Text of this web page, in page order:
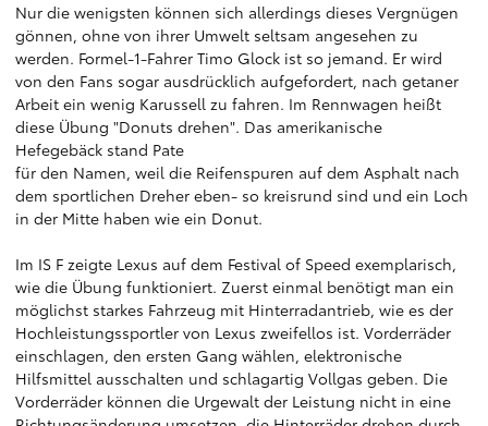
Nur die wenigsten können sich allerdings dieses Vergnügen
gönnen, ohne von ihrer Umwelt seltsam angesehen zu
werden. Formel-1-Fahrer Timo Glock ist so jemand. Er wird
von den Fans sogar ausdrücklich aufgefordert, nach getaner
Arbeit ein wenig Karussell zu fahren. Im Rennwagen heißt
diese Übung "Donuts drehen". Das amerikanische
Hefegebäck stand Pate
für den Namen, weil die Reifenspuren auf dem Asphalt nach
dem sportlichen Dreher eben- so kreisrund sind und ein Loch
in der Mitte haben wie ein Donut.
Im IS F zeigte Lexus auf dem Festival of Speed exemplarisch,
wie die Übung funktioniert. Zuerst einmal benötigt man ein
möglichst starkes Fahrzeug mit Hinterradantrieb, wie es der
Hochleistungssportler von Lexus zweifellos ist. Vorderräder
einschlagen, den ersten Gang wählen, elektronische
Hilfsmittel ausschalten und schlagartig Vollgas geben. Die
Vorderräder können die Urgewalt der Leistung nicht in eine